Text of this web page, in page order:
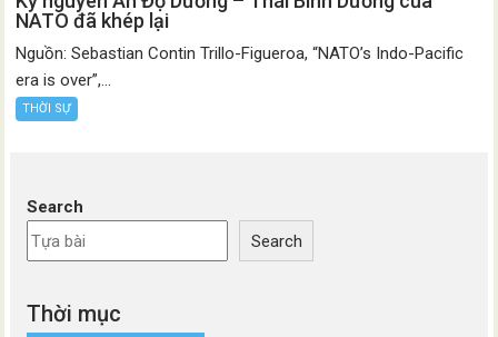
NATO đã khép lại
Nguồn: Sebastian Contin Trillo-Figueroa, “NATO’s Indo-Pacific
era is over”,...
THỜI SỰ
Search
Search
Thời mục